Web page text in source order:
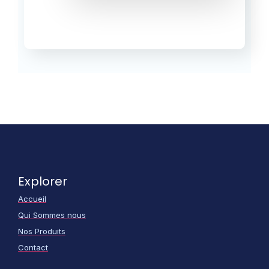
Explorer
Accueil
Qui Sommes nous
Nos Produits
Contact